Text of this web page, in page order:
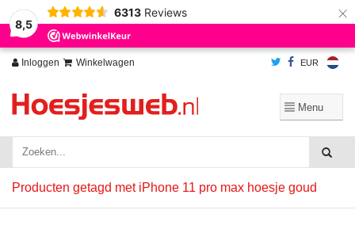
8,5
6313 Reviews ×
Inloggen Winkelwagen EUR
Producten getagd met iPhone 11 pro max hoesje goud
Wij slaan cookies op om onze website te verbeteren. Is dat akkoord?
Ja
Nee